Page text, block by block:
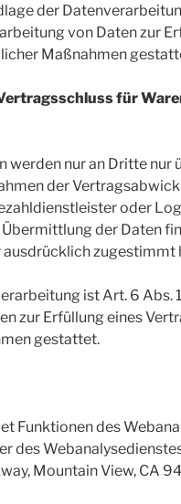
der
von Daten zur
Maßnahmen
für
werden nur an Dritte
der
oder
der Daten
ausdrücklich zugestimmt
ist Art. 6 Abs. 1
zur Erfüllung eines
gestattet.
Funktionen des
des
Mountain View, CA